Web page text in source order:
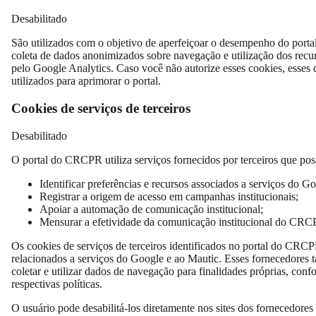
Desabilitado
São utilizados com o objetivo de aperfeiçoar o desempenho do
coleta de dados anonimizados sobre navegação e utilização dos
pelo Google Analytics. Caso você não autorize esses cookies, esses
utilizados para aprimorar o portal.
Cookies de serviços de terceiros
Desabilitado
O portal do CRCPR utiliza serviços fornecidos por terceiros que
Identificar preferências e recursos associados a serviços do
Registrar a origem de acesso em campanhas institucionais;
Apoiar a automação de comunicação institucional;
Mensurar a efetividade da comunicação institucional do
Os cookies de serviços de terceiros identificados no portal do
relacionados a serviços do Google e ao Mautic. Esses fornecedores
coletar e utilizar dados de navegação para finalidades próprias,
respectivas políticas.
O usuário pode desabilitá-los diretamente nos sites dos fornecedores